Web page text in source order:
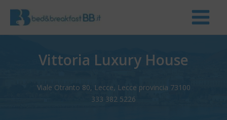
Vittoria Luxury House
Viale Otranto 80, Lecce, Lecce provincia 73100
333 382 5226